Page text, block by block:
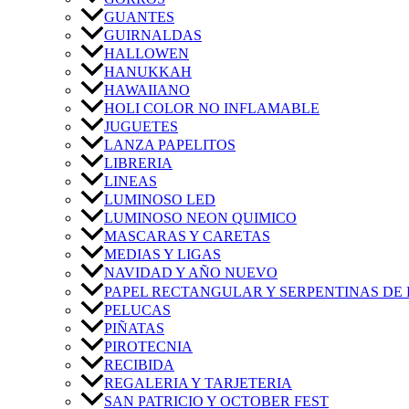
GUANTES
GUIRNALDAS
HALLOWEN
HANUKKAH
HAWAIIANO
HOLI COLOR NO INFLAMABLE
JUGUETES
LANZA PAPELITOS
LIBRERIA
LINEAS
LUMINOSO LED
LUMINOSO NEON QUIMICO
MASCARAS Y CARETAS
MEDIAS Y LIGAS
NAVIDAD Y AÑO NUEVO
PAPEL RECTANGULAR Y SERPENTINAS DE
PELUCAS
PIÑATAS
PIROTECNIA
RECIBIDA
REGALERIA Y TARJETERIA
SAN PATRICIO Y OCTOBER FEST